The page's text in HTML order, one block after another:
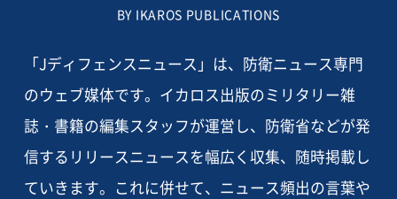
BY IKAROS PUBLICATIONS
「Jディフェンスニュース」は、防衛ニュース専門
のウェブ媒体です。イカロス出版のミリタリー雑
誌・書籍の編集スタッフが運営し、防衛省などが発
信するリリースニュースを幅広く収集、随時掲載し
ていきます。これに併せて、ニュース頻出の言葉や